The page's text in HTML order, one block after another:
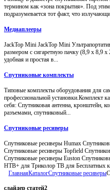
термином как «зона покрытия». Под
подразумевается тот факт, что
Медиаплееры
JackTop Mini JackTop Mini
размером с сигаретную пачку (8,9 x 8,9
удобная и простая в...
Спутниковые комплекты
Типовые комплекты оборудования для
профессиональной установки.Комплект
себя: Спутниковая антенна, кронштейн,
разъемами, спутниковый...
Спутниковые ресиверы
Спутниковые ресиверы Humax
Спутниковые ресиверы Topfield
Спутниковые ресиверы Euston
НТВ+ для Триколор ТВ для Бесплатных
ГлавнаяКаталогСпутниковые ресиверы
слайдер статей2